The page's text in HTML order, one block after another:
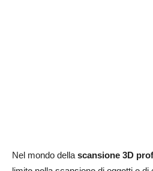
Nel mondo della scansione 3D